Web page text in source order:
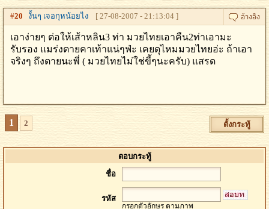
#20 งั้นๆ เจอกุหน้อยไง [ 27-08-2007 - 21:13:04 ]
เอาง่ายๆ ต่อให้เส้าหลิน3 ท่า มวยไทยเอาคืน2ท่าเอามะ
รับรอง แมร่งตายคาเท้าแน่ๆฟ่ะ เคยดุไหมมวยไทยอ่ะ ถ้าเอา
จริงๆ ถึงตายนะพี่ ( มวยไทยไม่ใช่ขี้ๆนะครับ) แสรด
1 2 ตั้งกระทู้
ตอบกระทู้
ชื่อ
รหัส
กรอกตัวอักษร ตามภาพ